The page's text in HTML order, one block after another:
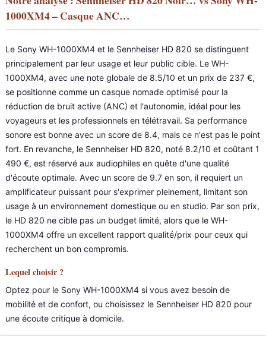
1000XM4 – Casque ANC…
Le Sony WH-1000XM4 et le Sennheiser HD 820 se distinguent
principalement par leur usage et leur public cible. Le WH-
1000XM4, avec une note globale de 8.5/10 et un prix de 237 €,
se positionne comme un casque nomade optimisé pour la
réduction de bruit active (ANC) et l'autonomie, idéal pour les
voyageurs et les professionnels en télétravail. Sa performance
sonore est bonne avec un score de 8.4, mais ce n'est pas le point
fort. En revanche, le Sennheiser HD 820, noté 8.2/10 et coûtant 1
490 €, est réservé aux audiophiles en quête d'une qualité
d'écoute optimale. Avec un score de 9.7 en son, il requiert un
amplificateur puissant pour s'exprimer pleinement, limitant son
usage à un environnement domestique ou en studio. Par son prix,
le HD 820 ne cible pas un budget limité, alors que le WH-
1000XM4 offre un excellent rapport qualité/prix pour ceux qui
recherchent un bon compromis.
Lequel choisir ?
Optez pour le Sony WH-1000XM4 si vous avez besoin de
mobilité et de confort, ou choisissez le Sennheiser HD 820 pour
une écoute critique à domicile.